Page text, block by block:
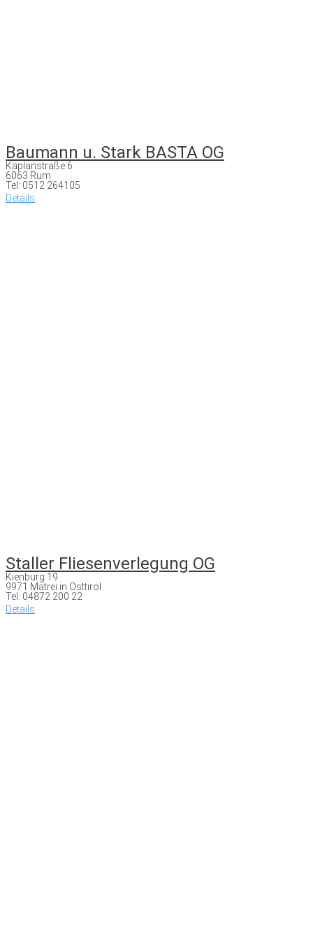
Baumann u. Stark BASTA OG
Kaplanstraße 6
6063 Rum
Tel: 0512 264105
Details
Staller Fliesenverlegung OG
Kienburg 19
9971 Matrei in Osttirol
Tel: 04872 200 22
Details